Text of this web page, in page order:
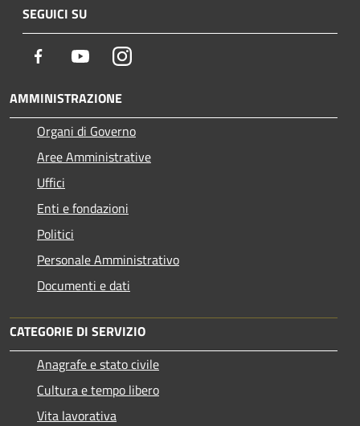
SEGUICI SU
Facebook YoutubeInstagram
AMMINISTRAZIONE
Organi di Governo
Aree Amministrative
Uffici
Enti e fondazioni
Politici
Personale Amministrativo
Documenti e dati
CATEGORIE DI SERVIZIO
Anagrafe e stato civile
Cultura e tempo libero
Vita lavorativa